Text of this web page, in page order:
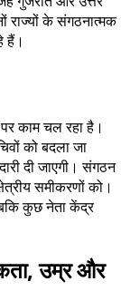
राज्यों के संगठनात्मक
हैं।
काम चल रहा है।
को बदला जा
दी जाएगी। संगठन
समीकरणों को।
कुछ नेता केंद्र
,उम्र और